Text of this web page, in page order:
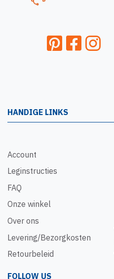
HANDIGE LINKS
Account
Leginstructies
FAQ
Onze winkel
Over ons
Levering/Bezorgkosten
Retourbeleid
FOLLOW US